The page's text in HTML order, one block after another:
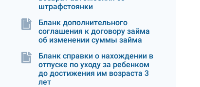
штрафстоянки
Бланк дополнительного
соглашения к договору займа
об изменении суммы займа
Бланк справки о нахождении в
отпуске по уходу за ребенком
до достижения им возраста 3
лет